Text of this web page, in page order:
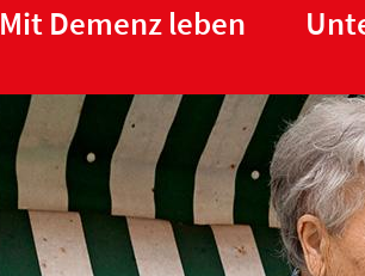
Mit Demenz leben